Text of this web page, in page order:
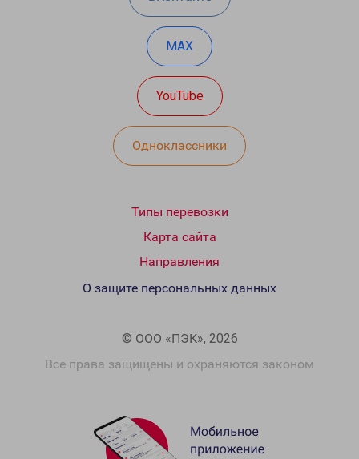
MAX
YouTube
Одноклассники
Типы перевозки
Карта сайта
Направления
© ООО «ПЭК», 2026
Все права защищены и охраняются законом
О защите персональных данных